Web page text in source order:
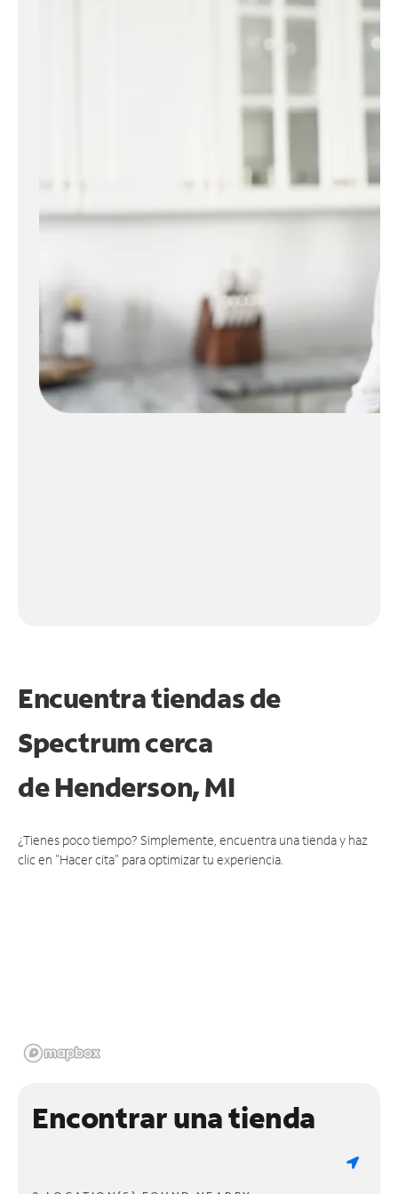
Encuentra tiendas de
Spectrum cerca
deHenderson, MI
¿Tienes poco tiempo? Simplemente, encuentra una tienda y haz
clic en "Hacer cita" para optimizar tu experiencia.
Encontrar una tienda